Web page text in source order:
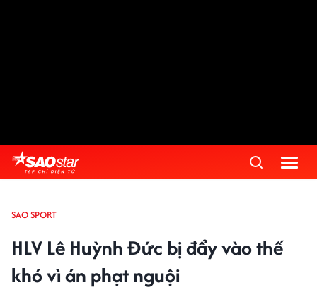
SAO SPORT
HLV Lê Huỳnh Đức bị đẩy vào thế
khó vì án phạt nguội